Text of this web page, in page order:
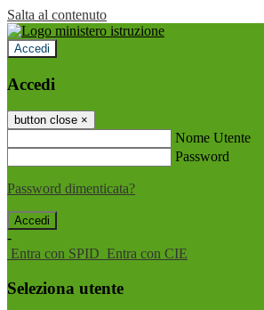
Salta al contenuto
Accedi
Accedi
button close ×
Nome Utente
Password
Password dimenticata?
-
Entra con SPID Entra con CIE
Seleziona utente